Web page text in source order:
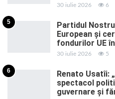
30 iulie 2026 6
5
Partidul
European și
fondurilor UE
30 iulie 2026 5
6
Renato Usatîi:
spectacol
guvernare și